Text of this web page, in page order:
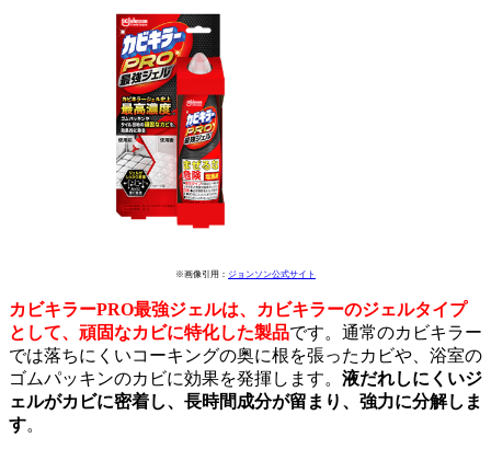
※画像引用： ジョンソン公式サイト
カビキラーPRO最強ジェルは、カビキラーのジェルタイプ
として、頑固なカビに特化した製品です。通常のカビキラー
では落ちにくいコーキングの奥に根を張ったカビや、浴室の
ゴムパッキンのカビに効果を発揮します。 液だれしにくいジ
ェルがカビに密着し、長時間成分が留まり、強力に分解しま
す。